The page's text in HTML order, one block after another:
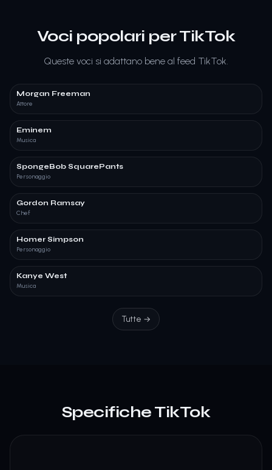
Voci popolari per TikTok
Queste voci si adattano bene al feed TikTok.
Morgan Freeman
Attore
Eminem
Musica
SpongeBob SquarePants
Personaggio
Gordon Ramsay
Chef
Homer Simpson
Personaggio
Kanye West
Musica
Tutte →
Specifiche TikTok